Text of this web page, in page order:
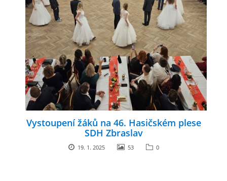
Vystoupení žáků na 46. Hasičském plese
SDH Zbraslav
19. 1. 2025 53 0